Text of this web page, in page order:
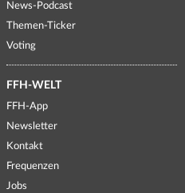
News-Podcast
Themen-Ticker
Voting
FFH-WELT
FFH-App
Newsletter
Kontakt
Frequenzen
Jobs